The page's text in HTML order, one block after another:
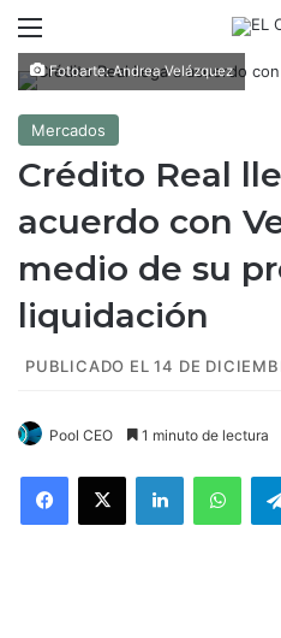
Fotoarte: Andrea Velázquez
Mercados
Crédito Real
acuerdo con
medio de su
liquidación
PUBLICADO EL 14 DE
Pool CEO 1 minuto de lectura